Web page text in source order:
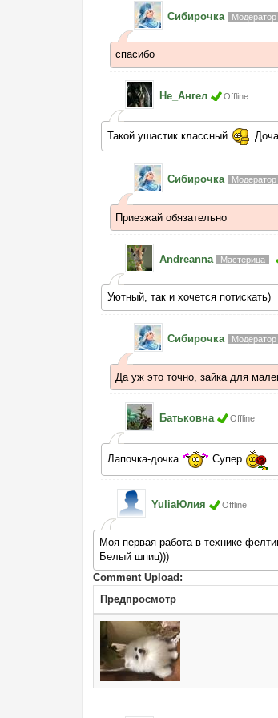
Сибирочка
спасибо
Не_Ангел Offline
Такой ушастик классный
Сибирочка
Приезжай обязательно
Andreanna Мастерица
Уютный, так и хочется потискать)
Сибирочка
Да уж это точно, зайка для
Батьковна Offline
Лапочка-дочка Супер
YuliaЮлия Offline
Моя первая работа в технике
Белый шпиц)))
Comment Upload:
Предпросмотр